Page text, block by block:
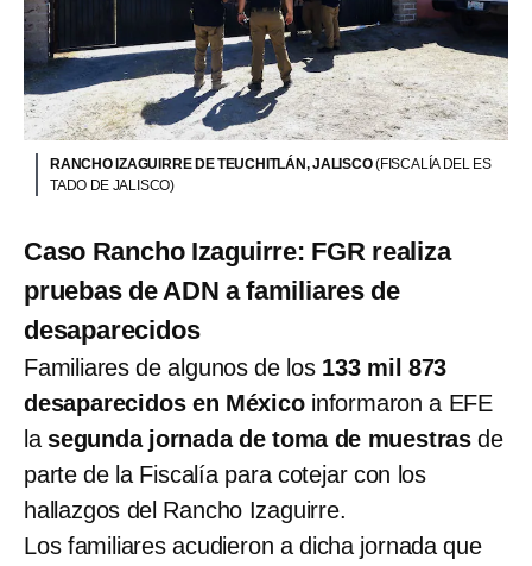
RANCHO IZAGUIRRE DE TEUCHITLÁN, JALISCO(FISCALÍA DEL ES
TADO DE JALISCO)
Caso Rancho Izaguirre: FGR realiza
pruebas de ADN a familiares de
desaparecidos
Familiares de algunos de los 133 mil 873
desaparecidos en Méxicoinformaron a EFE
la segunda jornada de toma de muestras de
parte de la Fiscalía para cotejar con los
hallazgos del Rancho Izaguirre.
Los familiares acudieron a dicha jornada que